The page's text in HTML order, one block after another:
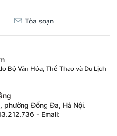
Tòa soạn
Bộ Văn Hóa, Thể Thao và Du Lịch
phường Đống Đa, Hà Nội.
- Email: